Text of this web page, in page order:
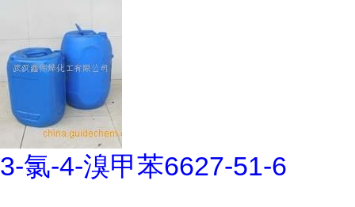
3-氯-4-溴甲苯6627-51-6